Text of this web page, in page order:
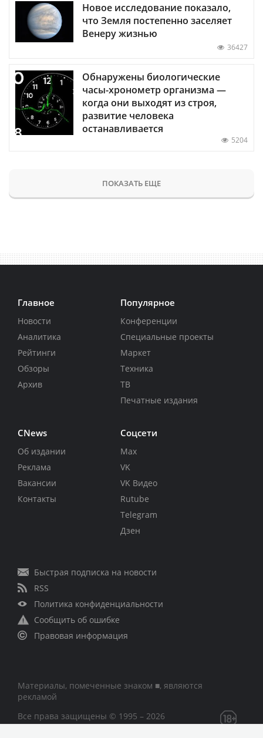
Новое исследование показало,
что Земля постепенно заселяет
Венеру жизнью
36427
Обнаружены биологические
часы-хронометр организма —
когда они выходят из строя,
развитие человека
останавливается
5204
ПОКАЗАТЬ ЕЩЕ
Главное
Новости
Аналитика
Рейтинги
Обзоры
Архив
Популярное
Конференции
Специальные проекты
Маркет
Техника
ТВ
Печатные издания
CNews
Об издании
Реклама
Вакансии
Контакты
Соцсети
Max
VK
VK Видео
Rutube
Telegram
Дзен
Быстрая подписка на новости
RSS
Политика конфиденциальности
Сообщить об ошибке
Правовая информация
Материалы, помеченные знаком ■, являются
рекламой
Все права защищены © 1995 – 2026